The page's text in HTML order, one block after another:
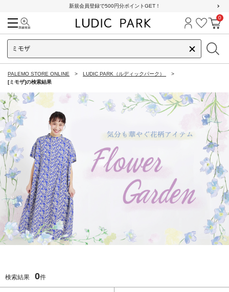
新規会員登録で500円分ポイントGET！
ログイン
お気に
カ
0
PALEMO STORE ONLINE
LUDIC PARK（ルディックパーク）
[ミモザ]の検索結果
検索結果 0件